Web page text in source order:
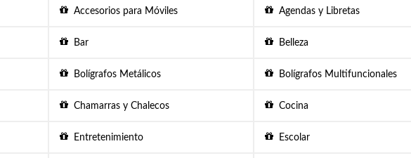
Accesorios para Móviles Agendas y Libretas
Bar Belleza
Bolígrafos Metálicos Bolígrafos Multifuncionales
Chamarras y Chalecos Cocina
Entretenimiento Escolar